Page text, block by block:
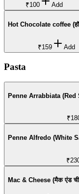
₹100 Add
Hot Chocolate coffee
₹159 Add
Pasta
Penne Arrabbiata (Red
Penne Alfredo (White
Mac & Cheese (मैक एंड